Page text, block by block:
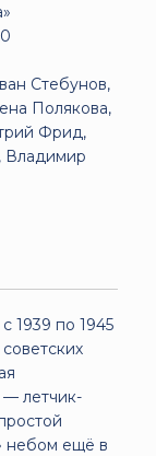
Стебунов,
Полякова,
Фрид,
Владимир
1939 по 1945
— летчик-
небом ещё в